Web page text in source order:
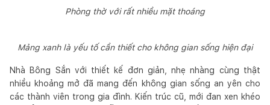
Phòng thờ với rất nhiều mặt thoáng
Mảng xanh là yếu tố cần thiết cho không gian sống hiện đại
Nhà Bông Sắn với thiết kế đơn giản, nhẹ nhàng cùng thật
nhiều khoảng mở đã mang đến không gian sống an yên cho
các thành viên trong gia đình. Kiến trúc cũ, mới đan xen khéo